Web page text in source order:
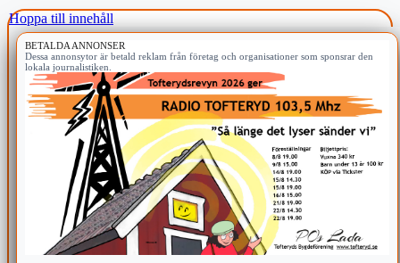
Hoppa till innehåll
BETALDA ANNONSER
Dessa annonsytor är betald reklam från företag och organisationer som sponsrar den
lokala journalistiken.